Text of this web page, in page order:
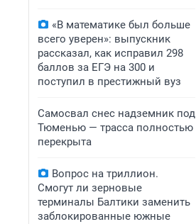
«В математике был больше
всего уверен»: выпускник
рассказал, как исправил 298
баллов за ЕГЭ на 300 и
поступил в престижный вуз
Самосвал снес надземник под
Тюменью — трасса полностью
перекрыта
Вопрос на триллион.
Смогут ли зерновые
терминалы Балтики заменить
заблокированные южные